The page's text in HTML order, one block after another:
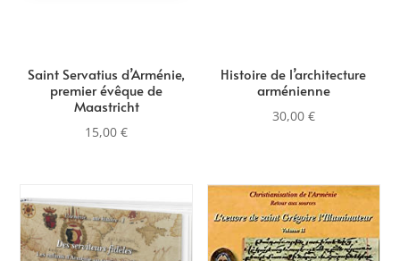
Saint Servatius d’Arménie,
premier évêque de
Maastricht
15,00€
Histoire de l’architecture
arménienne
30,00 €